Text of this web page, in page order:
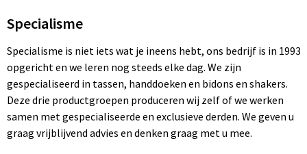
Specialisme
Specialisme is niet iets wat je ineens hebt, ons bedrijf is in 1993
opgericht en we leren nog steeds elke dag. We zijn
gespecialiseerd in tassen, handdoeken en bidons en shakers.
Deze drie productgroepen produceren wij zelf of we werken
samen met gespecialiseerde en exclusieve derden. We geven u
graag vrijblijvend advies en denken graag met u mee.